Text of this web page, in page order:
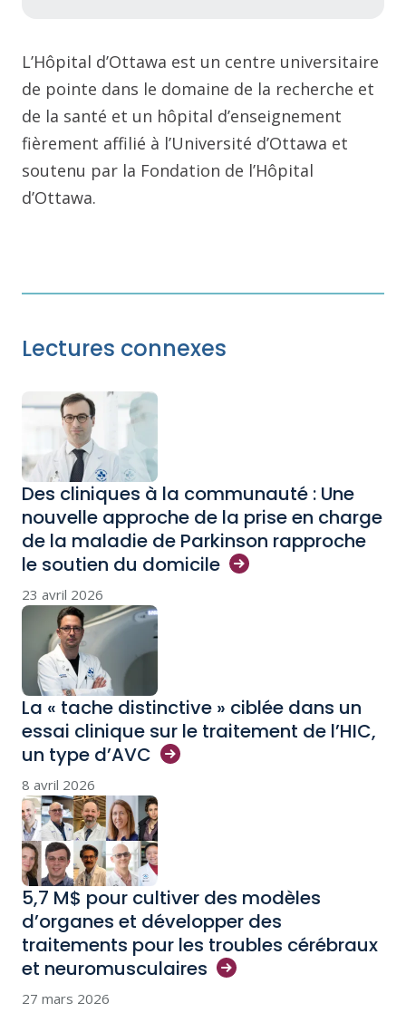
L’Hôpital d’Ottawa est un centre universitaire
de pointe dans le domaine de la recherche et
de la santé et un hôpital d’enseignement
fièrement affilié à l’Université d’Ottawa et
soutenu par la Fondation de l’Hôpital
d’Ottawa.
Lectures connexes
Des cliniques à la communauté : Une
nouvelle approche de la prise en charge
de la maladie de Parkinson rapproche
le soutien du domicile
23 avril 2026
La « tache distinctive » ciblée dans un
essai clinique sur le traitement de l’HIC,
un type d’AVC
8 avril 2026
5,7 M$ pour cultiver des modèles
d’organes et développer des
traitements pour les troubles cérébraux
et neuromusculaires
27 mars 2026